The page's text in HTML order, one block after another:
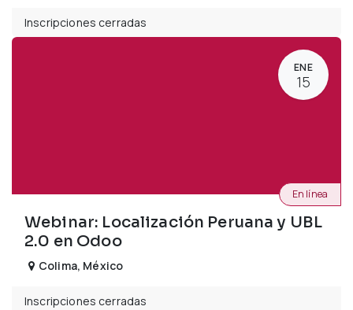
Inscripciones cerradas
ENE
15
Webinar: Localización Peruana y UBL
2.0 en Odoo
En línea
Colima, México
Inscripciones cerradas